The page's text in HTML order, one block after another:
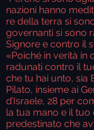
nazioni hanno
re della terra si
governanti si sono
Signore e contro il
«Poiché in verità in
radunati contro il
che tu hai unto, sia
Pilato, insieme ai
d’Israele, 28 per
la tua mano e il
predestinato che